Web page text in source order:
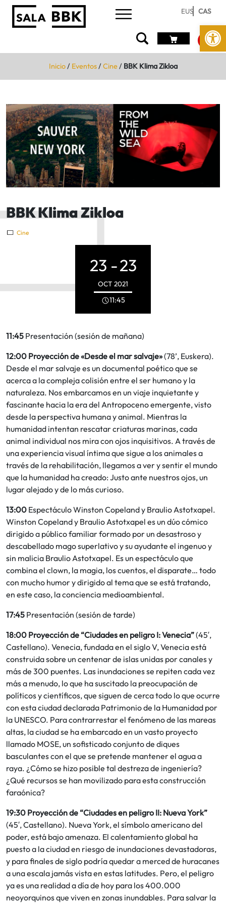
Abrir
EUS CAS
Inicio/ Eventos/Cine/ BBK Klima Zikloa
BBK Klima Zikloa
Cine
23 -23
OCT 2021
11:45
11:45 Presentación (sesión de mañana)
12:00 Proyección de «Desde el mar salvaje»(78’, Euskera).
Desde el mar salvaje es un documental poético que se
acerca a la compleja colisión entre el ser humano y la
naturaleza. Nos embarcamos en un viaje inquietante y
fascinante hacia la era del Antropoceno emergente, visto
desde la perspectiva humana y animal. Mientras la
humanidad intentan rescatar criaturas marinas, cada
animal individual nos mira con ojos inquisitivos. A través de
una experiencia visual íntima que sigue a los animales a
través de la rehabilitación, llegamos a ver y sentir el mundo
que la humanidad ha creado: Justo ante nuestros ojos, un
lugar alejado y de lo más curioso.
13:00 Espectáculo Winston Copeland y Braulio Astotxapel.
Winston Copeland y Braulio Astotxapel es un dúo cómico
dirigido a público familiar formado por un desastroso y
descabellado mago superlativo y su ayudante el ingenuo y
sin malicia Braulio Astotxapel. Es un espectáculo que
combina el clown, la magia, los cuentos, el disparate… todo
con mucho humor y dirigido al tema que se está tratando,
en este caso, la conciencia medioambiental.
17:45 Presentación (sesión de tarde)
18:00 Proyección de “Ciudades en peligro I: Venecia”(45′,
Castellano). Venecia, fundada en el siglo V, Venecia está
construida sobre un centenar de islas unidas por canales y
más de 300 puentes. Las inundaciones se repiten cada vez
más a menudo, lo que ha suscitado la preocupación de
políticos y científicos, que siguen de cerca todo lo que ocurre
con esta ciudad declarada Patrimonio de la Humanidad por
la UNESCO. Para contrarrestar el fenómeno de las mareas
altas, la ciudad se ha embarcado en un vasto proyecto
llamado MOSE, un sofisticado conjunto de diques
basculantes con el que se pretende mantener el agua a
raya. ¿Cómo se hizo posible tal destreza de ingeniería?
¿Qué recursos se han movilizado para esta construcción
faraónica?
19:30 Proyección de “Ciudades en peligro II: Nueva York”
(45′, Castellano). Nueva York, el símbolo americano del
poder, está bajo amenaza. El calentamiento global ha
puesto a la ciudad en riesgo de inundaciones devastadoras,
y para finales de siglo podría quedar a merced de huracanes
a una escala jamás vista en estas latitudes. Pero, el peligro
ya es una realidad a día de hoy para los 400.000
neoyorquinos que viven en zonas inundables. Para salvar la